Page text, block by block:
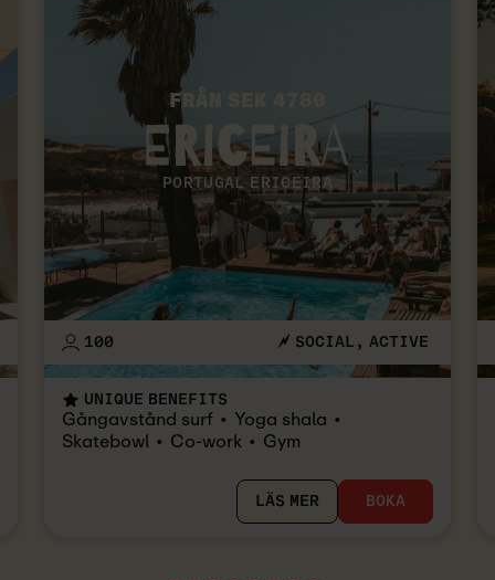
FRÅN SEK 4780
PORTUGAL ERICEIRA
100 SOCIAL ACTIVE
UNIQUE BENEFITS
Gångavstånd surf Yoga shala
Skatebowl Co-work Gym
LÄS MER BOKA